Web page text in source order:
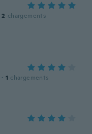
2 chargements
· 1 chargements